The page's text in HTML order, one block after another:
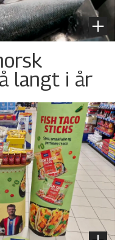
langt i år